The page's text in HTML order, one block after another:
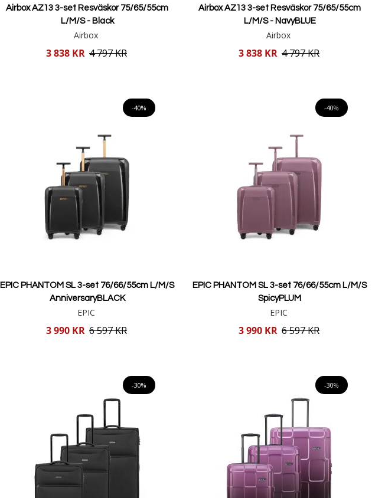
Airbox AZ13 3-set Resväskor 75/65/55cm
L/M/S - Black
Airbox
3 838 KR 4 797 KR
Airbox AZ13 3-set Resväskor 75/65/55cm
L/M/S - NavyBLUE
Airbox
3 838 KR 4 797 KR
-40%
EPIC PHANTOM SL 3-set 76/66/55cm L/M/S
AnniversaryBLACK
EPIC
3 990 KR 6 597 KR
-40%
EPIC PHANTOM SL 3-set 76/66/55cm L/M/S
SpicyPLUM
EPIC
3 990 KR 6 597 KR
-30% -30%